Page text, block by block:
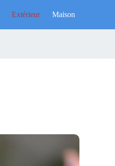
Extérieur Maison